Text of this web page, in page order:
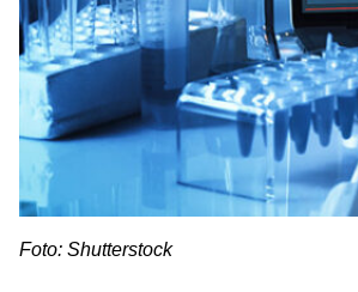
Foto: Shutterstock